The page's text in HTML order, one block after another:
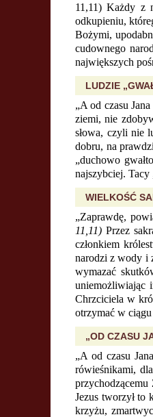
11,11) Każdy z
odkupieniu,
Bożymi,
cudownego
największych
LUDZIE
„A od czasu
ziemi, nie
słowa, czyli nie
dobru, na
„duchowo
najszybciej. Tacy
WIELKOŚĆ
„Zaprawdę,
11,11) Przez
członkiem
narodzi z wody i
wymazać
uniemożliwiając
Chrzciciela w
otrzymać w ciągu
„OD CZASU
„A od czasu
rówieśnikami,
Jezus tworzył to
krzyżu,